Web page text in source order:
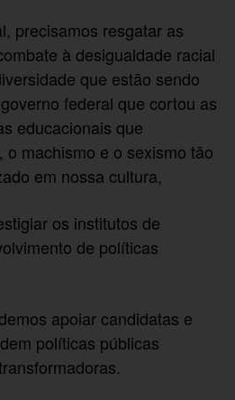
precisamos resgatar as
à desigualdade racial
que estão sendo
federal que cortou as
educacionais que
o machismo e o sexismo tão
em nossa cultura,
os institutos de
de políticas
apoiar candidatas e
políticas públicas